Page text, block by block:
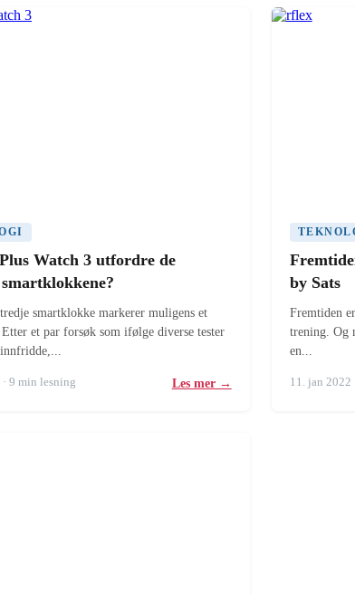
Watch 3 utfordre de
smartklokke markerer muligens et
et par forsøk som ifølge diverse tester
9 min lesning Les mer →
by Sats
Fremtiden
trening. Og
en...
11. jan 2022